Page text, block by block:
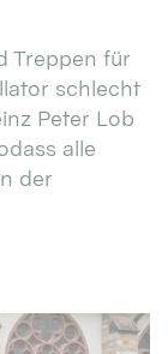
Treppen für
schlecht
Peter Lob
alle
der